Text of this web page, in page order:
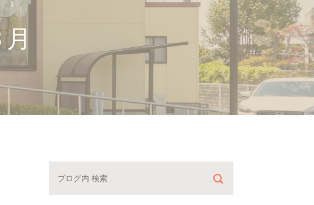
ー
副院長紹介
スタッフ紹介